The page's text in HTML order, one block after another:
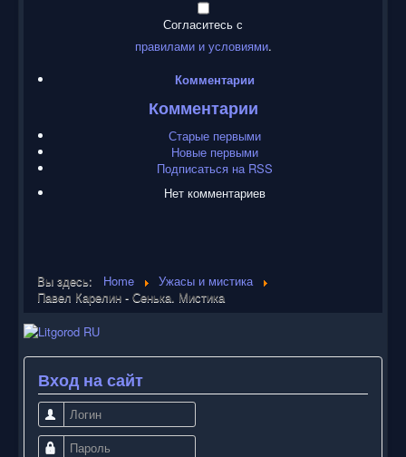
Согласитесь с
правилами и условиями.
Комментарии
Комментарии
Старые первыми
Новые первыми
Подписаться на RSS
Нет комментариев
Вы здесь: Home
Ужасы и мистика
Павел Карелин - Сенька. Мистика
Вход на сайт
Логин
Пароль